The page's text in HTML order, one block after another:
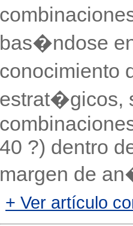
bas�ndose
conocimiento
estrat�gicos,
40 ?) dentro
margen de
+ Ver artículo